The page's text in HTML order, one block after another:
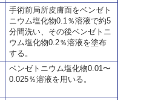
手術前局所皮膚面をベンゼト
ニウム塩化物0.1％溶液で約5
分間洗い、その後ベンゼトニ
ウム塩化物0.2％溶液を塗布
する。
ベンゼトニウム塩化物0.01〜
0.025％溶液を用いる。